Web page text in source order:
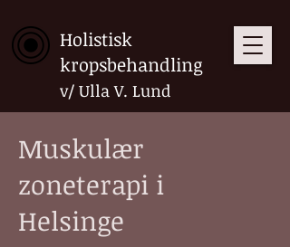
Holistisk
kropsbehandling
v/ Ulla V. Lund
Muskulær
zoneterapi i
Helsinge